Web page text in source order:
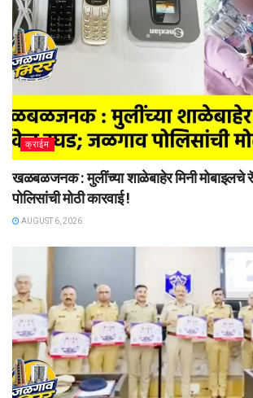
क्राईम
खळबळजनक : मुलींच्या शाळेबाहेर मिनी
पोलिसांची मोठी कारवाई !
AUGUST 6, 2026